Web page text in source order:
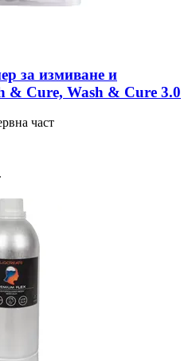
за измиване и
& Cure, Wash & Cure 3.0
част